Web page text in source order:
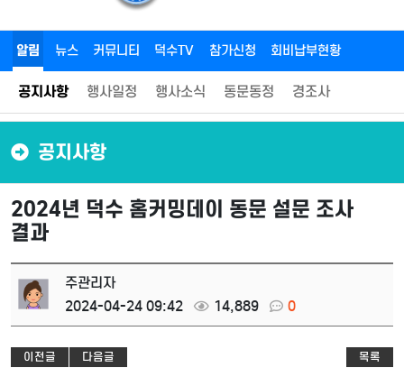
튼
알림 뉴스 커뮤니티 덕수TV 참가신청 회비납부현황
공지사항 행사일정 행사소식 동문동정 경조사
공지사항
2024년 덕수 홈커밍데이 동문 설문 조사
결과
주관리자
2024-04-24 09:42
14,889 0
이전글 다음글 목록